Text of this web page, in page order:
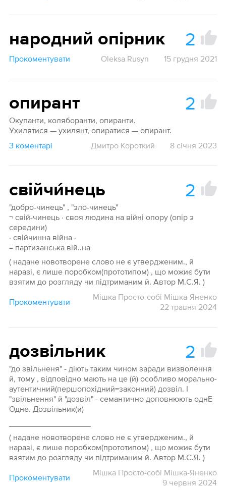
народний опірник 2
Прокоментувати Oleksa Rusyn 15 грудня 2021
опирант 2
Окупанти, коляборанти, опиранти.
Ухилятися — ухилянт, опиратися — опирант.
3 коментарі
Дмитро Короткий 8 січня 2023
свійчи́нець 2
"добро-чинець" , "зло-чинець"
¬ свій-чинець · своя людина на війні опору (опір з
середини)
· свійчинна війна ·
= партизанська вій..на
( надане новотворене слово не є утвердженим., й
наразі, є лише поробком(прототипом) , що можиє бути
взятим до розгляду чи підтриманим й. Автор М.С.Я. )
Прокоментувати
Мішка Просто-собі Мішка-Яненко
22 травня 2024
дозвільник 2
"до звільненя" - діють таким чином заради визволення
й, тому , відповідно мають на це (й) особливо морально-
аутентичний(першопохідний=законний) дозвіл. І
"звільнення" й "дозвіл" - семантично доповнюють однЕ
Одне. Дозвільник(и)
( надане новотворене слово не є утвердженим., й
наразі, є лише поробком(прототипом) , що можиє бути
взятим до розгляду чи підтриманим й. Автор М.С.Я. )
Прокоментувати
Мішка Просто-собі Мішка-Яненко
9 червня 2024